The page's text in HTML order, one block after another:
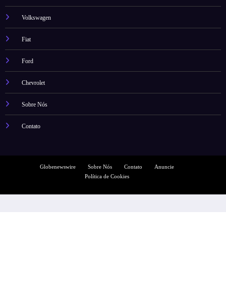
Volkswagen
Fiat
Ford
Chevrolet
Sobre Nós
Contato
Globenewswire Sobre Nós Contato
Anuncie
Política de Cookies